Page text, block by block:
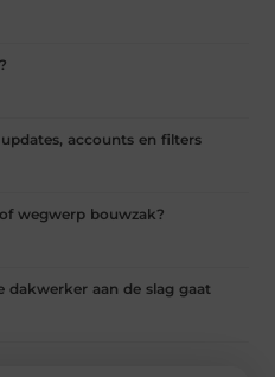
accounts en filters
wegwerp bouwzak?
aan de slag gaat